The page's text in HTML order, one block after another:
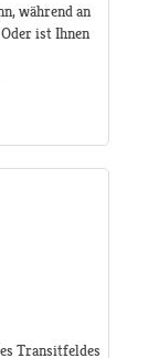
während an
ist Ihnen
Transitfeldes